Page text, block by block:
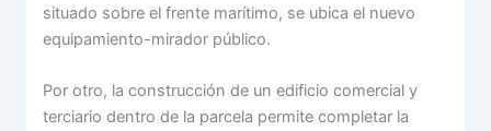
situado sobre el frente marítimo, se ubica el nuevo
equipamiento-mirador público.
Por otro, la construcción de un edificio comercial y
terciario dentro de la parcela permite completar la